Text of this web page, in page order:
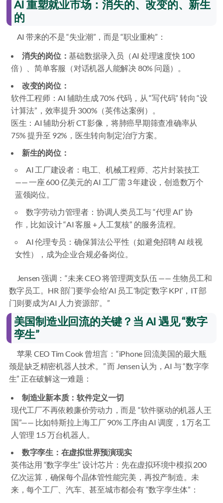
AI 重塑就业市场：消失的、改变的、新生
的
AI 带来的不是 “失业潮”，而是 “职业重构”：
消失的岗位：基础数据录入员（AI 处理速度快 100
倍）、简单客服（对话机器人能解决 80% 问题）。
改变的岗位：
软件工程师：AI 辅助生成 70% 代码，从 “写代码” 转向 “设
计算法”，效率提升 300%（英伟达案例）。
医生：AI 辅助分析 CT 影像，将肺癌早期筛查准确率从
75% 提升至 92%，医生转向制定治疗方案。
新生的岗位：
AI 工厂建设者：电工、机械工程师、芯片封装技工
—— 一座 600 亿美元的 AI 工厂需 3 年建设，创造数万个
蓝领岗位。
数字劳动力管理者：协调人类员工与 “代理 AI” 协
作，比如设计 “AI 客服 + 人工复核” 的服务流程。
AI 伦理专员：确保算法公平性（如避免招聘 AI 歧视
女性），成为企业合规必备岗位。
Jensen 强调：“未来 CEO 将管理两支队伍 —— 生物员工和
数字员工。HR 部门要学会给‘AI 员工’制定‘数字 KPI’，IT 部
门则要成为‘AI 人力资源部’。”
美国制造业回流的关键？当 AI 遇见 “数字
孪生”
苹果 CEO Tim Cook 曾坦言：“iPhone 回流美国的最大瓶
颈是缺乏精密机器人技术。” 而 Jensen 认为，AI 与 “数字孪
生” 正在破解这一难题：
制造业新本质：软件定义一切
现代工厂不再依赖廉价劳动力，而是 “软件驱动的机器人王
国”—— 比如特斯拉上海工厂 90% 工序由 AI 调度，1 万名工
人管理 1.5 万台机器人。
数字孪生：在虚拟世界预演现实
英伟达用 “数字孪生” 设计芯片：先在虚拟环境中模拟 200
亿次运算，确保每个晶体管性能完美，再投产制造。未
来，每个工厂、汽车、甚至城市都会有 “数字孪生体”：